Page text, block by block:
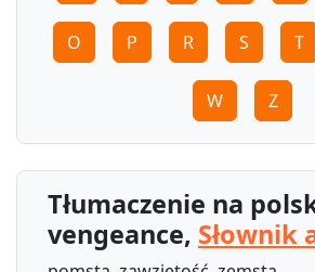
O P R S T
W Z
Tłumaczenie na
vengeance, Słownik